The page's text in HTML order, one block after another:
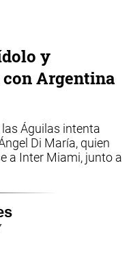
y
Argentina
Águilas intenta
Di María, quien
a Inter Miami, junto a